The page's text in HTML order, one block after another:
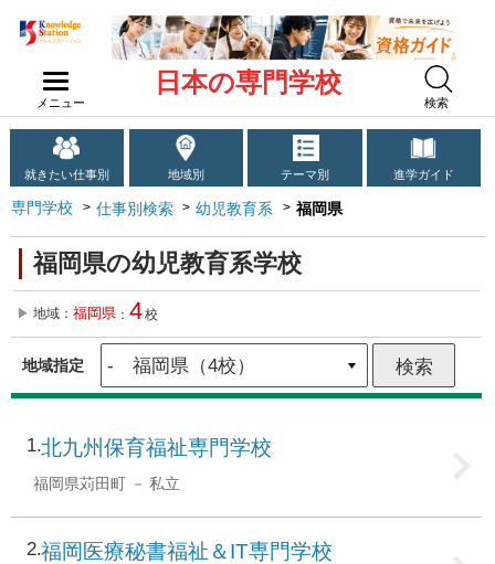
メニュー
日本の専門学校
検索
就きたい仕事別 地域別 テーマ別 進学ガイド
専門学校 仕事別検索 幼児教育系 福岡県
福岡県の幼児教育系学校
地域： 福岡県 ： 4校
地域指定
1 北九州保育福祉専門学校
福岡県苅田町 私立
2 福岡医療秘書福祉＆IT専門学校